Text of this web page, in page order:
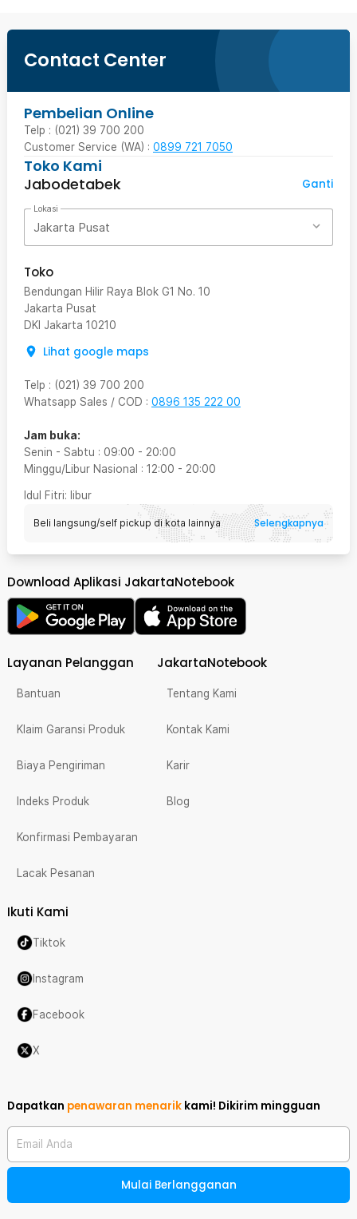
Contact Center
Pembelian Online
Telp : (021) 39 700 200
Customer Service (WA) : 0899 721 7050
Toko Kami
Jabodetabek
Ganti
Lokasi
Jakarta Pusat
Toko
Bendungan Hilir Raya Blok G1 No. 10
Jakarta Pusat
DKI Jakarta 10210
Lihat google maps
Telp : (021) 39 700 200
Whatsapp Sales / COD : 0896 135 222 00
Jam buka:
Senin - Sabtu : 09:00 - 20:00
Minggu/Libur Nasional : 12:00 - 20:00
Idul Fitri: libur
Beli langsung/self pickup di kota lainnya Selengkapnya
Download Aplikasi JakartaNotebook
Layanan Pelanggan
Bantuan
Klaim Garansi Produk
Biaya Pengiriman
Indeks Produk
Konfirmasi Pembayaran
Lacak Pesanan
JakartaNotebook
Tentang Kami
Kontak Kami
Karir
Blog
Ikuti Kami
Tiktok
Instagram
Facebook
X
Dapatkan penawaran menarik kami! Dikirim mingguan
Email Anda
Mulai Berlangganan